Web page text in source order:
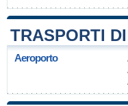
TRASPORTI
Aeroporto